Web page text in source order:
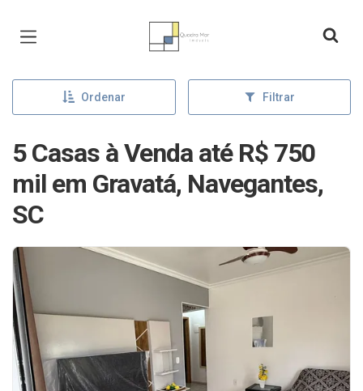
Página inicial
Ordenar Filtrar
5 Casas à Venda até R$ 750
mil em Gravatá, Navegantes,
SC